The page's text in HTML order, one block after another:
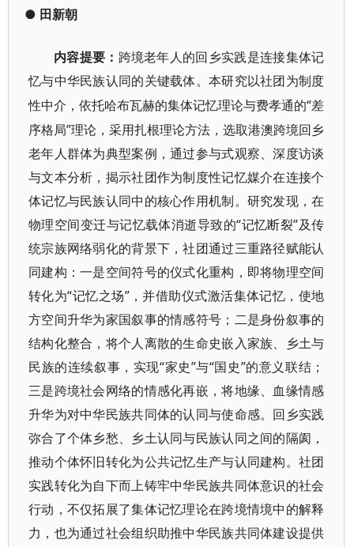
● 田新朝
内容提要： 跨境老年人的回乡实践是连接集体记
忆与中华民族认同的关键载体。本研究以社团为制度
性中介，依托哈布瓦赫的集体记忆理论与费孝通的“差
序格局”理论，采用扎根理论方法，选取港澳跨境回乡
老年人群体为典型案例，通过参与式观察、深度访谈
与文本分析，揭示社团作为制度性记忆媒介在连接个
体记忆与民族认同中的核心作用机制。研究发现，在
物理空间变迁与记忆载体消逝导致的“记忆断裂”及传
统宗族网络弱化的背景下，社团通过三重路径赋能认
同建构：一是空间符号的仪式化重构，即将物理空间
转化为“记忆之场”，并借助仪式激活集体记忆，使地
方空间升华为家国叙事的情感符号；二是身份叙事的
结构化整合，将个人离散的生命史嵌入家族、乡土与
民族的连续叙事，实现“家史”与“国史”的意义联结；
三是跨境社会网络的情感化再嵌，将地缘、血缘情感
升华为对中华民族共同体的认同与使命感。回乡实践
弥合了个体乡愁、乡土认同与民族认同之间的隔阂，
推动个体怀旧转化为公共记忆生产与认同建构。社团
实践转化为自下而上铸牢中华民族共同体意识的社会
行动，不仅拓展了集体记忆理论在跨境情境中的解释
力，也为通过社会组织助推中华民族共同体建设提供